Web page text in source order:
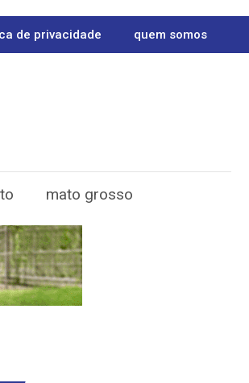
de privacidade quem somos
mato grosso